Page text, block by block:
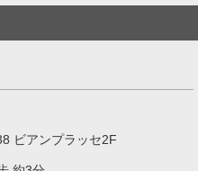
ビアンプラッセ2F